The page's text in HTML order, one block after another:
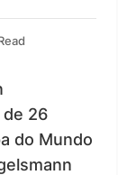
de 26
do Mundo